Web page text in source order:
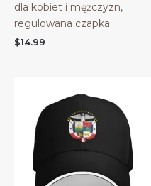
dla kobiet i mężczyzn,
regulowana czapka
$14.99